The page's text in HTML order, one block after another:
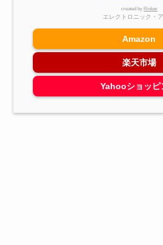
created by Rinker
エレクトロニック・
Amazon
楽天市場
Yahooショッピ